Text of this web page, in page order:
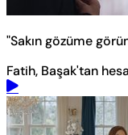
"Sakın gözüme
Fatih, Başak'tan